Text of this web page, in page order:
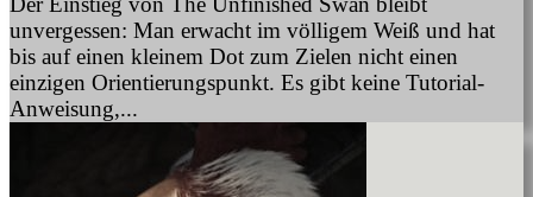
unvergessen: Man erwacht im völligem Weiß und hat
bis auf einen kleinem Dot zum Zielen nicht einen
einzigen Orientierungspunkt. Es gibt keine Tutorial-
Anweisung,...